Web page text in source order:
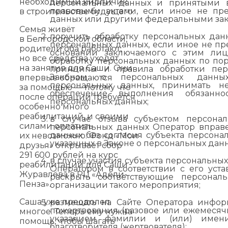
в строительстве будущего.
Семья живёт
в Белгородской области,
родители оба работают,
но все средства уходят
на занятия для Саши. Они
впервые обращаются
за помощью — потому что
после операции требуется
особенно много
реабилитаций, и своими
силами оплатить
их невозможно. Фонд «Мои
друзья» открывает сбор
291 600 рублей на курс
реабилитации для Саши
Журавлёва в РЦ «Адели-
Пенза».
Саша уже преодолел
многое. Теперь ему нужна
помощь, чтобы шагать
персональных данных и принятыми
правовыми актами, если иное не
данных или другими федеральными
поручить обработку персональных
персональных данных, если иное не
основании заключаемого с этим
обработку персональных данных по
принципы и правила обработки
Законом о персональных
персональных данных, принимать
обеспечение выполнения
персональных данных;
в случае отзыва субъектом
персональных данных Оператор
данных без согласия субъекта
указанных в Законе о персональных
в случае участия субъекта
Оператором в соответствии с его
раскрыть соответствующие
организации такого мероприятия;
размещать на Сайте Оператора
пожертвования (разовое или
указанием фамилии и (или)